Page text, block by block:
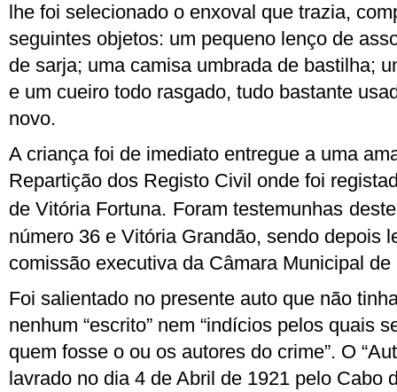
lhe foi selecionado o enxoval que trazia,
seguintes objetos: um pequeno lenço de
de sarja; uma camisa umbrada de bastilha;
e um cueiro todo rasgado, tudo bastante
novo.
A criança foi de imediato entregue a uma
Repartição dos Registo Civil onde foi
de Vitória Fortuna. Foram testemunhas
número 36 e Vitória Grandão, sendo depois
comissão executiva da Câmara Municipal de
Foi salientado no presente auto que não
nenhum “escrito” nem “indícios pelos quais
quem fosse o ou os autores do crime”. O
lavrado no dia 4 de Abril de 1921 pelo Cabo